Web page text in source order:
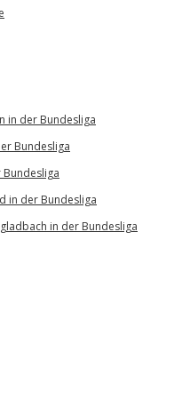
in der Bundesliga
Bundesliga
Bundesliga
in der Bundesliga
in der Bundesliga